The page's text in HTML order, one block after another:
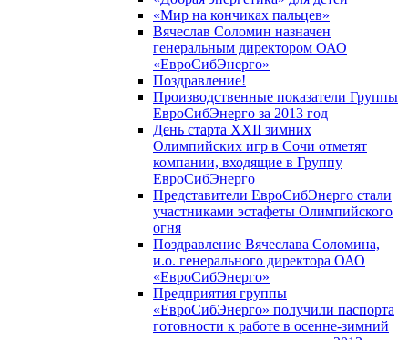
«Мир на кончиках пальцев»
Вячеслав Соломин назначен
генеральным директором ОАО
«ЕвроСибЭнерго»
Поздравление!
Производственные показатели Группы
ЕвроСибЭнерго за 2013 год
День старта XXII зимних
Олимпийских игр в Сочи отметят
компании, входящие в Группу
ЕвроСибЭнерго
Представители ЕвроСибЭнерго стали
участниками эстафеты Олимпийского
огня
Поздравление Вячеслава Соломина,
и.о. генерального директора ОАО
«ЕвроСибЭнерго»
Предприятия группы
«ЕвроСибЭнерго» получили паспорта
готовности к работе в осенне-зимний